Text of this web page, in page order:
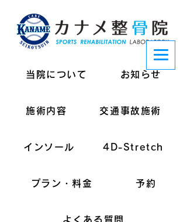
当院について お知らせ
施術内容 交通事故施術
インソール 4D-Stretch
プラン・料金 予約
よくある質問